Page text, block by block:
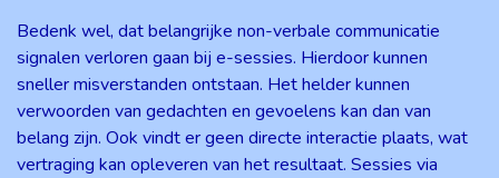
Bedenk wel, dat belangrijke non-verbale communicatie
signalen verloren gaan bij e-sessies. Hierdoor kunnen
sneller misverstanden ontstaan. Het helder kunnen
verwoorden van gedachten en gevoelens kan dan van
belang zijn. Ook vindt er geen directe interactie plaats, wat
vertraging kan opleveren van het resultaat. Sessies via